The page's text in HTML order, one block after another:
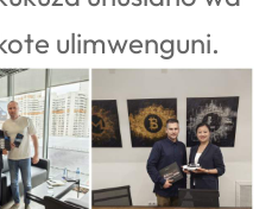
ulimwenguni.